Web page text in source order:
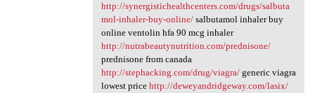
http://synergistichealthcenters.com/drugs/salbuta
mol-inhaler-buy-online/salbutamol inhaler buy
online ventolin hfa 90 mcg inhaler
http://nutrabeautynutrition.com/prednisone/
prednisone from canada
http://stephacking.com/drug/viagra/generic viagra
lowest price http://deweyandridgeway.com/lasix/